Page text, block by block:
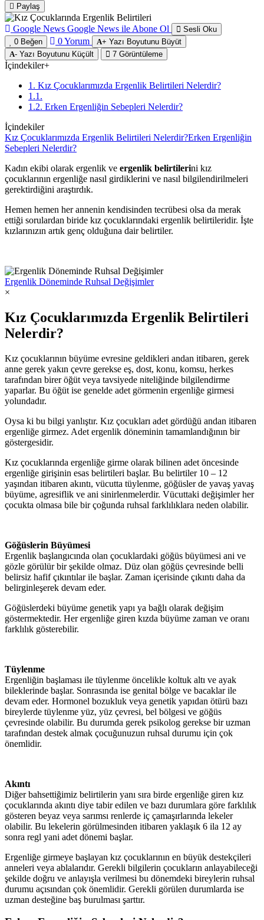
Paylaş
Google News Google News ile Abone Ol
Sesli Oku
0 Beğen 0Yorum + Yazı Boyutunu Büyüt
- Yazı Boyutunu Küçült 7 Görüntüleme
İçindekiler+
1. Kız Çocuklarımızda Ergenlik Belirtileri Nelerdir?
1.1.
1.2. Erken Ergenliğin Sebepleri Nelerdir?
İçindekiler
Kız Çocuklarımızda Ergenlik Belirtileri Nelerdir?Erken Ergenliğin
Sebepleri Nelerdir?
Kadın ekibi olarak ergenlik ve ergenlik belirtilerini kız
çocuklarının ergenliğe nasıl girdiklerini ve nasıl bilgilendirilmeleri
gerektirdiğini araştırdık.
Hemen hemen her annenin kendisinden tecrübesi olsa da merak
ettiği sorulardan biride kız çocuklarındaki ergenlik belirtileridir. İşte
kızlarınızın artık genç olduğuna dair belirtiler.
Ergenlik Döneminde Ruhsal Değişimler
×
Kız Çocuklarımızda Ergenlik Belirtileri
Nelerdir?
Kız çocuklarının büyüme evresine geldikleri andan itibaren, gerek
anne gerek yakın çevre gerekse eş, dost, konu, komsu, herkes
tarafından birer öğüt veya tavsiyede niteliğinde bilgilendirme
yaparlar. Bu öğüt ise genelde adet görmenin ergenliğe girmesi
yolundadır.
Oysa ki bu bilgi yanlıştır. Kız çocukları adet gördüğü andan itibaren
ergenliğe girmez. Adet ergenlik döneminin tamamlandığının bir
göstergesidir.
Kız çocuklarında ergenliğe girme olarak bilinen adet öncesinde
ergenliğe girişinin esas belirtileri başlar. Bu belirtiler 10 – 12
yaşından itibaren akıntı, vücutta tüylenme, göğüsler de yavaş yavaş
büyüme, agresiflik ve ani sinirlenmelerdir. Vücuttaki değişimler her
çocukta olmasa bile bir çoğunda ruhsal farklılıklara neden olabilir.
Göğüslerin Büyümesi
Ergenlik başlangıcında olan çocuklardaki göğüs büyümesi ani ve
gözle görülür bir şekilde olmaz. Düz olan göğüs çevresinde belli
belirsiz hafif çıkıntılar ile başlar. Zaman içerisinde çıkıntı daha da
belirginleşerek devam eder.
Göğüslerdeki büyüme genetik yapı ya bağlı olarak değişim
göstermektedir. Her ergenliğe giren kızda büyüme zaman ve oranı
farklılık gösterebilir.
Tüylenme
Ergenliğin başlaması ile tüylenme öncelikle koltuk altı ve ayak
bileklerinde başlar. Sonrasında ise genital bölge ve bacaklar ile
devam eder. Hormonel bozukluk veya genetik yapıdan ötürü bazı
bireylerde tüylenme yüz, yüz çevresi, bel bölgesi ve göğüs
çevresinde olabilir. Bu durumda gerek psikolog gerekse bir uzman
tarafından destek almak çocuğunuzun ruhsal durumu için çok
önemlidir.
Akıntı
Diğer bahsettiğimiz belirtilerin yanı sıra birde ergenliğe giren kız
çocuklarında akıntı diye tabir edilen ve bazı durumlara göre farklılık
gösteren beyaz veya sarımsı renlerde iç çamaşırlarında lekeler
olabilir. Bu lekelerin görülmesinden itibaren yaklaşık 6 ila 12 ay
sonra regl yani adet dönemi başlar.
Ergenliğe girmeye başlayan kız çocuklarının en büyük destekçileri
anneleri veya ablalarıdır. Gerekli bilgilerin çocukların anlayabileceği
şekilde doğru ve anlayışla verilmesi bu dönemdeki bireylerin ruhsal
durumu açısından çok önemlidir. Gerekli görülen durumlarda ise
uzman desteğine baş burulması şarttır.